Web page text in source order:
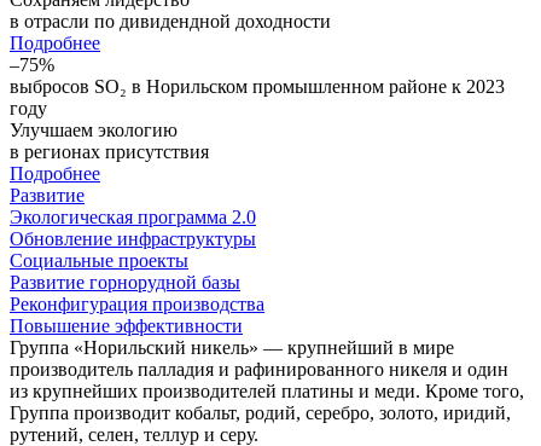
в отрасли по дивидендной доходности
Подробнее
–75%
выбросов SO₂ в Норильском промышленном районе к 2023
году
Улучшаем экологию
в регионах присутствия
Подробнее
Развитие
Экологическая программа 2.0
Обновление инфраструктуры
Социальные проекты
Развитие горнорудной базы
Реконфигурация производства
Повышение эффективности
Группа «Норильский никель» — крупнейший в мире
производитель палладия и рафинированного никеля и один
из крупнейших производителей платины и меди. Кроме того,
Группа производит кобальт, родий, серебро, золото, иридий,
рутений, селен, теллур и серу.